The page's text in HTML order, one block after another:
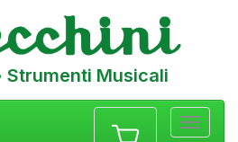
Strumenti Musicali